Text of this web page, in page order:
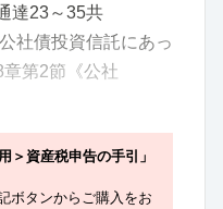
達23～35共
社債投資信託にあっ
第2節《公社
＞資産税申告の手引」
ボタンからご購入をお